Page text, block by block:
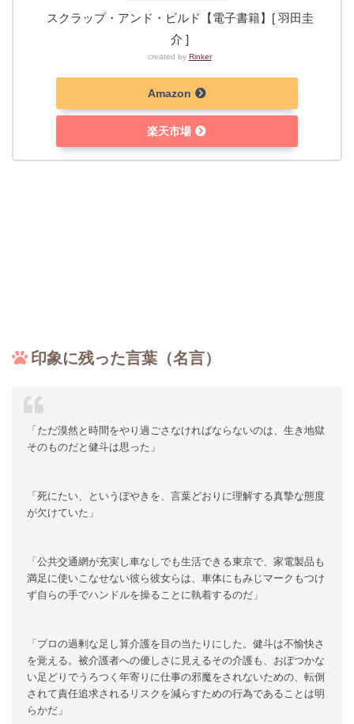
スクラップ・アンド・ビルド【電子書籍】[ 羽田圭
介 ]
created by Rinker
Amazon
楽天市場
印象に残った言葉（名言）
「ただ漠然と時間をやり過ごさなければならないのは、生き地獄
そのものだと健斗は思った」
「死にたい、というぼやきを、言葉どおりに理解する真摯な態度
が欠けていた」
「公共交通網が充実し車なしでも生活できる東京で、家電製品も
満足に使いこなせない彼ら彼女らは、車体にもみじマークもつけ
ず自らの手でハンドルを操ることに執着するのだ」
「プロの過剰な足し算介護を目の当たりにした。健斗は不愉快さ
を覚える。被介護者への優しさに見えるその介護も、おぼつかな
い足どりでうろつく年寄りに仕事の邪魔をされないための、転倒
されて責任追求されるリスクを減らすための行為であることは明
らかだ」